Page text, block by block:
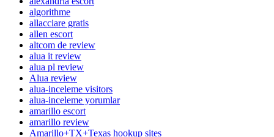
algorithme
allacciare gratis
allen escort
altcom de review
alua it review
alua pl review
Alua review
alua-inceleme visitors
alua-inceleme yorumlar
amarillo escort
amarillo review
Amarillo+TX+Texas hookup sites